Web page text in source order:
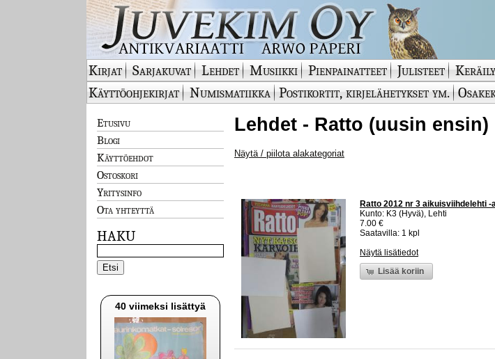
Kirjat Sarjakuvat Lehdet Musiikki Pienpainatteet Julisteet
Käyttöohjekirjat
Numismatiikka Postikortit, kirjelähetykset ym.
Etusivu
Blogi
Käyttöehdot
Ostoskori
Yritysinfo
Ota yhteyttä
HAKU
40 viimeksi lisättyä
Lehdet - Ratto (uusin ensin)
Näytä / piilota alakategoriat
Ratto 2012 nr 3 aikuisviihdelehti
Kunto: K3 (Hyvä), Lehti
7.00 €
Saatavilla: 1 kpl
Näytä lisätiedot
Lisää koriin